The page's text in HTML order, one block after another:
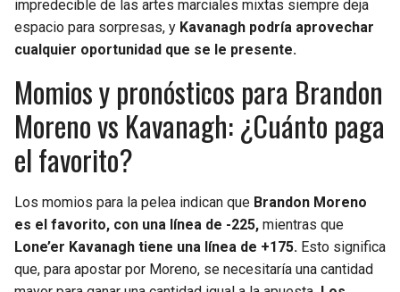
impredecible de las artes marciales mixtas siempre deja
espacio para sorpresas, y Kavanagh podría aprovechar
cualquier oportunidad que se le presente.
Momios y pronósticos para Brandon
Moreno vs Kavanagh: ¿Cuánto paga
el favorito?
Los momios para la pelea indican que Brandon Moreno
es el favorito, con una línea de -225, mientras que
Lone’er Kavanagh tiene una línea de +175. Esto significa
que, para apostar por Moreno, se necesitaría una cantidad